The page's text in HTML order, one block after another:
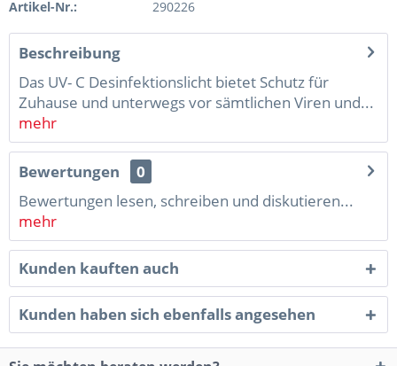
Artikel-Nr.: 290226
Beschreibung
Das UV- C Desinfektionslicht bietet Schutz für
Zuhause und unterwegs vor sämtlichen Viren und...
mehr
Bewertungen
0
Bewertungen lesen, schreiben und diskutieren...
mehr
Kunden kauften auch
Kunden haben sich ebenfalls angesehen